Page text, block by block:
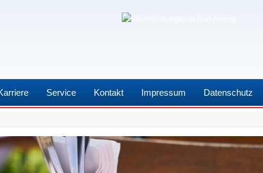
Service Kontakt Impressum Datenschutz